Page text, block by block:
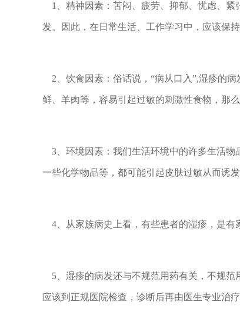
1、精神因素：苦闷、疲劳、抑郁、忧虑、紧
发。因此，在日常生活、工作学习中，应该保
2、饮食因素：俗话说，“病从口入”,湿疹的
鲜、羊肉等，容易引起过敏的刺激性食物，那
3、环境因素：我们生活环境中的许多生活物
一些化学物品等，都可能引起皮肤过敏从而诱发
4、从家族病史上看，有些患者的湿疹，是有
5、湿疹的病发还与不规范用药有关，不规范
应该到正规医院检查，诊断后再由医生专业治疗